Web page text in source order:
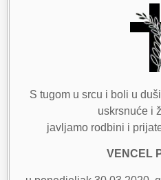
S tugom u srcu i boli u
uskrsnuće i
javljamo rodbini i
VENCEL